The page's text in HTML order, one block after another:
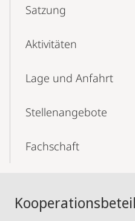
Satzung
Aktivitäten
Lage und Anfahrt
Stellen­­angebote
Fachschaft